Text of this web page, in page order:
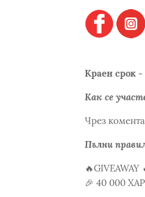
Краен срок
Как се
Чрез
Пълни
🔥GIVEAWAY
🎉 40 000